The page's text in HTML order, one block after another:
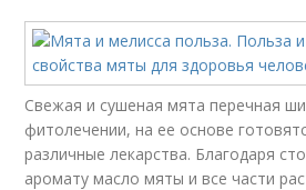
Свежая и сушеная мята перечная
фитолечении, на ее основе
различные лекарства. Благодаря
аромату масло мяты и все части